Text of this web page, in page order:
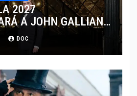
2027
A JOHN GALLIANO
REGRESO DEL REY
DOC